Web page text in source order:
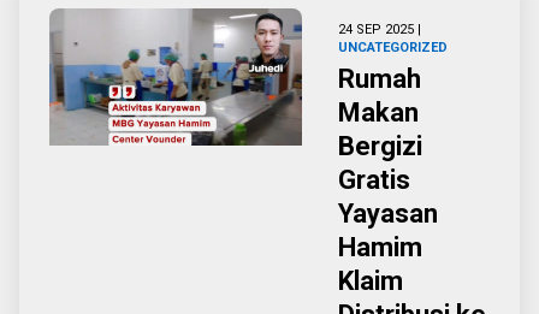
24 SEP 2025 |
UNCATEGORIZED
Rumah
Makan
Bergizi
Gratis
Yayasan
Hamim
Klaim